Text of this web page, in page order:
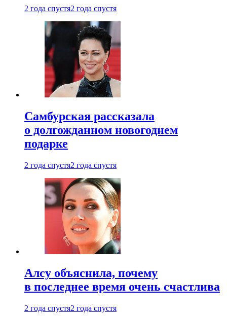
2 года спустя2 года спустя
Самбурская рассказала
о долгожданном новогоднем
подарке
2 года спустя2 года спустя
Алсу объяснила, почему
в последнее время очень счастлива
2 года спустя2 года спустя